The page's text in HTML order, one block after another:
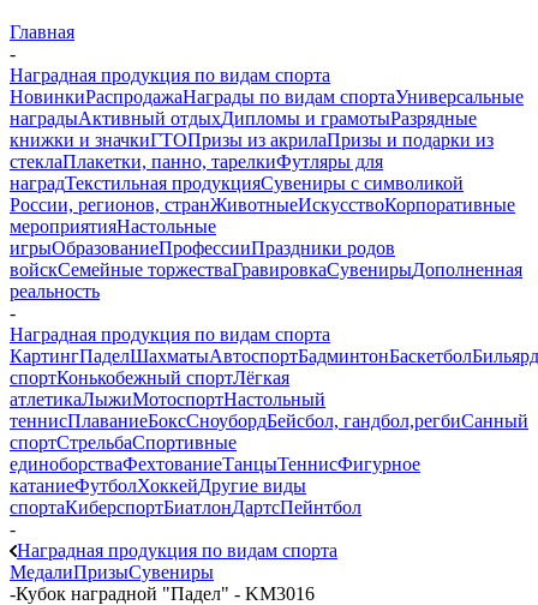
Главная
-
Наградная продукция по видам спорта
НовинкиРаспродажаНаграды по видам спортаУниверсальные
наградыАктивный отдыхДипломы и грамотыРазрядные
книжки и значкиГТОПризы из акрилаПризы и подарки из
стеклаПлакетки, панно, тарелкиФутляры для
наградТекстильная продукцияСувениры с символикой
России, регионов, странЖивотныеИскусствоКорпоративные
мероприятияНастольные
игрыОбразованиеПрофессииПраздники родов
войскСемейные торжестваГравировкаСувенирыДополненная
реальность
-
Наградная продукция по видам спорта
КартингПаделШахматыАвтоспортБадминтонБаскетболБильярд
спортКонькобежный спортЛёгкая
атлетикаЛыжиМотоспортНастольный
теннисПлаваниеБоксСноубордБейсбол, гандбол,регбиСанный
спортСтрельбаСпортивные
единоборстваФехтованиеТанцыТеннисФигурное
катаниеФутболХоккейДругие виды
спортаКиберспортБиатлонДартсПейнтбол
-
Наградная продукция по видам спорта
МедалиПризыСувениры
-Кубок наградной "Падел" - KM3016